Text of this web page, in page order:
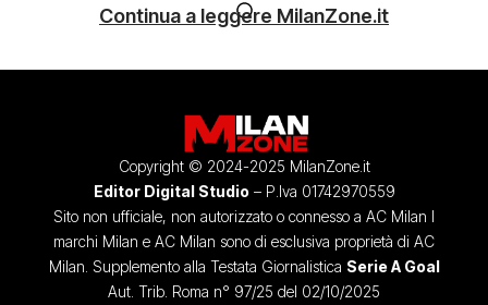
Continua a leggere MilanZone.it
Copyright © 2024-2025 MilanZone.it
Editor Digital Studio – P.Iva 01742970559
Sito non ufficiale, non autorizzato o connesso a AC Milan I
marchi Milan e AC Milan sono di esclusiva proprietà di AC
Milan. Supplemento alla Testata Giornalistica Serie A Goal
Aut. Trib. Roma n° 97/25 del 02/10/2025